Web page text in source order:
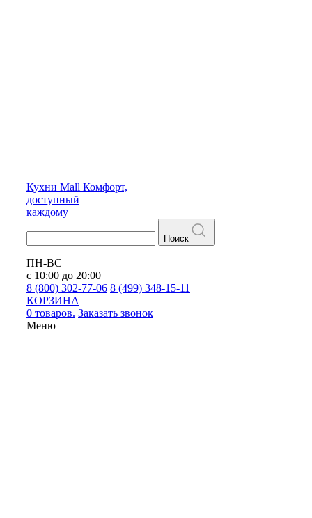
Кухни Mall Комфорт,
доступный
каждому
Поиск
ПН-ВС
с 10:00 до 20:00
8 (800) 302-77-06 8 (499) 348-15-11
КОРЗИНА
0 товаров. Заказать звонок
Меню